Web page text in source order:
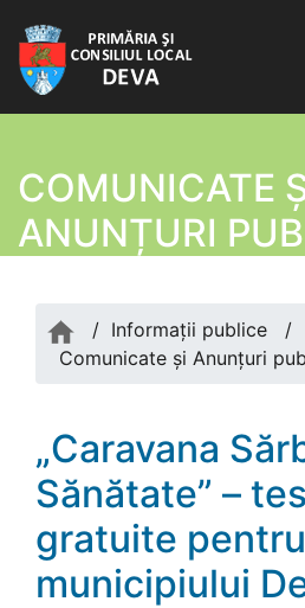
COMUNICATE
ANUNȚURI
/ Informații publice
/
Comunicate şi Anunțuri
„Caravana
Sănătate” –
gratuite
municipiului